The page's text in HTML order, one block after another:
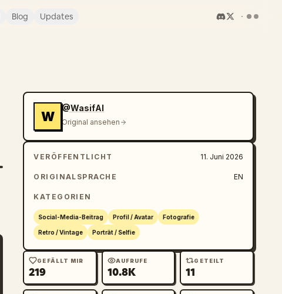
Blog Updates
W
@WasifAI
Original ansehen
VERÖFFENTLICHT 11. Juni 2026
ORIGINALSPRACHE EN
KATEGORIEN
Social-Media-Beitrag Profil / Avatar Fotografie
Retro / Vintage Porträt / Selfie
GEFÄLLT MIR
219
AUFRUFE
10.8K
GETEILT
11